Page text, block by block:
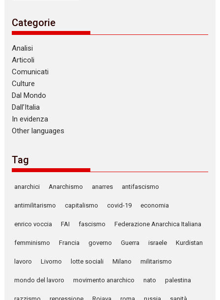
Categorie
Analisi
Articoli
Comunicati
Culture
Dal Mondo
Dall’Italia
In evidenza
Other languages
Tag
anarchici Anarchismo anarres antifascismo
antimilitarismo capitalismo covid-19 economia
enrico voccia FAI fascismo Federazione Anarchica Italiana
femminismo Francia governo Guerra israele Kurdistan
lavoro Livorno lotte sociali Milano militarismo
mondo del lavoro movimento anarchico nato palestina